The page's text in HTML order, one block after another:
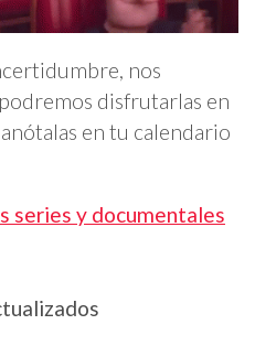
nos
disfrutarlas en
en tu calendario
series y documentales